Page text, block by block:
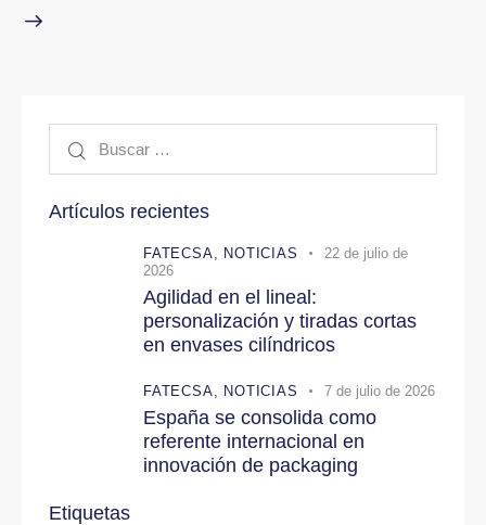
Artículos recientes
FATECSA, NOTICIAS
22 de julio de
2026
Agilidad en el lineal:
personalización y tiradas cortas
en envases cilíndricos
FATECSA, NOTICIAS 7 de julio de 2026
España se consolida como
referente internacional en
innovación de packaging
Etiquetas